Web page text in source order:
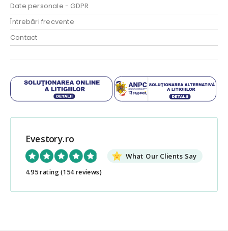
Date personale - GDPR
Întrebări frecvente
Contact
Evestory.ro
What Our Clients Say
4.95 rating(154 reviews)